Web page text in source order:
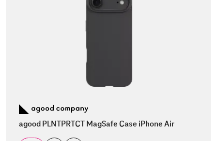
agood PLNTPRTCT MagSafe Case iPhone Air